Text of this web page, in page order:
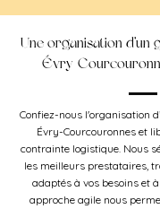
Une organisation d’un
Évry-
Confiez-nous l'organisation
Évry-Courcouronnes et
contrainte logistique. Nous
les meilleurs prestataires,
adaptés à vos besoins et
approche agile nous